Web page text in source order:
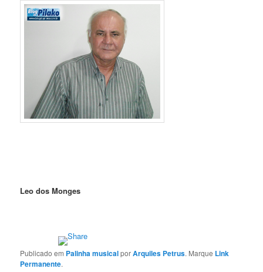
Leo dos Monges
Publicado em Palinha musicalporArquiles Petrus. Marque Link
Permanente.